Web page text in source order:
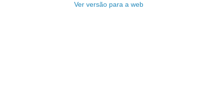
Ver versão para a web